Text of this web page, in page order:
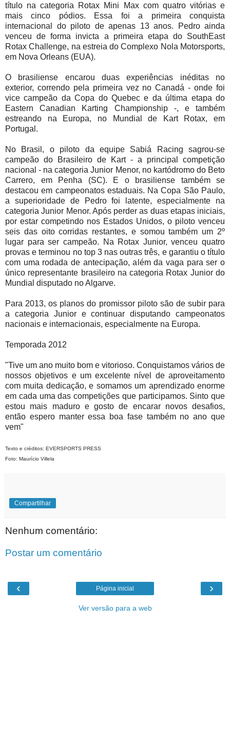
título na categoria Rotax Mini Max com quatro vitórias e
mais cinco pódios. Essa foi a primeira conquista
internacional do piloto de apenas 13 anos. Pedro ainda
venceu de forma invicta a primeira etapa do SouthEast
Rotax Challenge, na estreia do Complexo Nola Motorsports,
em Nova Orleans (EUA).
O brasiliense encarou duas experiências inéditas no
exterior, correndo pela primeira vez no Canadá - onde foi
vice campeão da Copa do Quebec e da última etapa do
Eastern Canadian Karting Championship -, e também
estreando na Europa, no Mundial de Kart Rotax, em
Portugal.
No Brasil, o piloto da equipe Sabiá Racing sagrou-se
campeão do Brasileiro de Kart - a principal competição
nacional - na categoria Junior Menor, no kartódromo do Beto
Carrero, em Penha (SC). E o brasiliense também se
destacou em campeonatos estaduais. Na Copa São Paulo,
a superioridade de Pedro foi latente, especialmente na
categoria Junior Menor. Após perder as duas etapas iniciais,
por estar competindo nos Estados Unidos, o piloto venceu
seis das oito corridas restantes, e somou também um 2º
lugar para ser campeão. Na Rotax Junior, venceu quatro
provas e terminou no top 3 nas outras três, e garantiu o título
com uma rodada de antecipação, além da vaga para ser o
único representante brasileiro na categoria Rotax Junior do
Mundial disputado no Algarve.
Para 2013, os planos do promissor piloto são de subir para
a categoria Junior e continuar disputando campeonatos
nacionais e internacionais, especialmente na Europa.
Temporada 2012
"Tive um ano muito bom e vitorioso. Conquistamos vários de
nossos objetivos e um excelente nível de aproveitamento
com muita dedicação, e somamos um aprendizado enorme
em cada uma das competições que participamos. Sinto que
estou mais maduro e gosto de encarar novos desafios,
então espero manter essa boa fase também no ano que
vem"
Texto e créditos: EVERSPORTS PRESS
Foto: Maurício Villela
Compartilhar
Nenhum comentário:
Postar um comentário
‹ ›
Página inicial
Ver versão para a web